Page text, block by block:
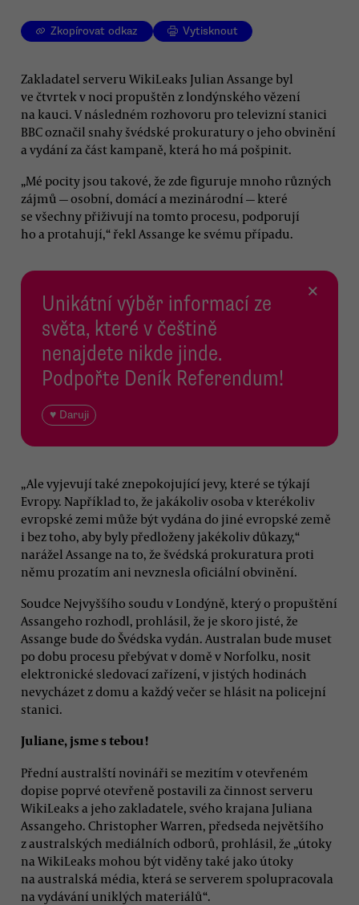
Zkopírovat odkaz Vytisknout
Zakladatel serveru WikiLeaks Julian Assange byl
ve čtvrtek v noci propuštěn z londýnského vězení
na kauci. V následném rozhovoru pro televizní stanici
BBC označil snahy švédské prokuratury o jeho obvinění
a vydání za část kampaně, která ho má pošpinit.
„Mé pocity jsou takové, že zde figuruje mnoho různých
zájmů — osobní, domácí a mezinárodní — které
se všechny přiživují na tomto procesu, podporují
ho a protahují,“ řekl Assange ke svému případu.
Unikátní výběr informací ze
světa, které v češtině
nenajdete nikde jinde.
Podpořte Deník Referendum!
♥ Daruji
×
„Ale vyjevují také znepokojující jevy, které se týkají
Evropy. Například to, že jakákoliv osoba v kterékoliv
evropské zemi může být vydána do jiné evropské země
i bez toho, aby byly předloženy jakékoliv důkazy,“
narážel Assange na to, že švédská prokuratura proti
němu prozatím ani nevznesla oficiální obvinění.
Soudce Nejvyššího soudu v Londýně, který o propuštění
Assangeho rozhodl, prohlásil, že je skoro jisté, že
Assange bude do Švédska vydán. Australan bude muset
po dobu procesu přebývat v domě v Norfolku, nosit
elektronické sledovací zařízení, v jistých hodinách
nevycházet z domu a každý večer se hlásit na policejní
stanici.
Juliane, jsme s tebou!
Přední australští novináři se mezitím v otevřeném
dopise poprvé otevřeně postavili za činnost serveru
WikiLeaks a jeho zakladatele, svého krajana Juliana
Assangeho. Christopher Warren, předseda největšího
z australských mediálních odborů, prohlásil, že „útoky
na WikiLeaks mohou být viděny také jako útoky
na australská média, která se serverem spolupracovala
na vydávání uniklých materiálů“.